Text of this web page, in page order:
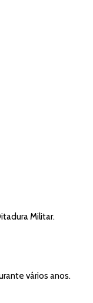
Militar.
vários anos.